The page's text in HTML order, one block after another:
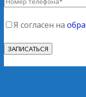
Я согласен на